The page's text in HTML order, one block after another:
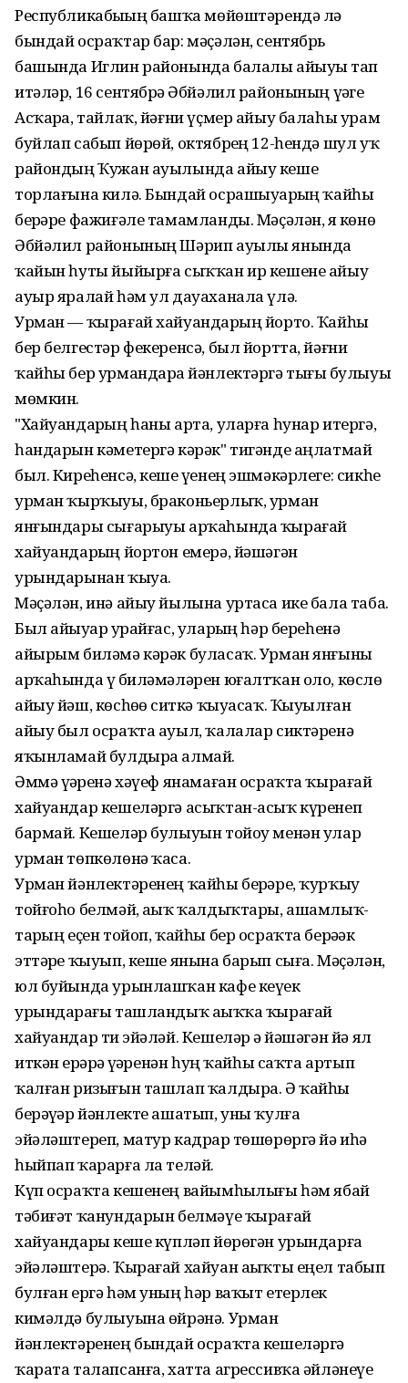
Республикабыҙҙың башҡа мөйөштәрендә лә
бындай осраҡтар бар: мәҫәлән, сентябрь
башында Иглин районында балалы айыуҙы тап
итәләр, 16 сентябрҙә Әбйәлил районының үҙәге
Асҡарҙа, тайлаҡ, йәғни үҫмер айыу балаһы урам
буйлап сабып йөрөй, октябрҙең 12-һендә шул уҡ
райондың Ҡужан ауылында айыу кеше
торлағына килә. Бындай осрашыуҙарҙың ҡайһы
берҙәре фажиғәле тамамланды. Мәҫәлән, яҙ көнө
Әбйәлил районының Шәрип ауылы янында
ҡайын һуты йыйырға сыҡҡан ир кешене айыу
ауыр яралай һәм ул дауаханала үлә.
Урман — ҡырағай хайуандарҙың йорто. Ҡайһы
бер белгестәр фекеренсә, был йортта, йәғни
ҡайһы бер урмандарҙа йәнлектәргә тығыҙ бул­ыуы
мөмкин.
"Хайуандарҙың һаны арта, уларға һунар итергә,
һандарын кәметергә кәрәк" тигәнде аңлатмай
был. Киреһенсә, кеше үҙенең эшмәкәрлеге: сикһеҙ
урман ҡырҡыуы, браконьерлыҡ, урман
янғындары сығарыуы арҡаһында ҡырағай
хайуандарҙың йортон емерә, йәшәгән
урындарынан ҡыуа.
Мәҫәлән, инә айыу йылына уртаса ике бала таба.
Был айыуҙар ҙурайғас, уларҙың һәр береһенә
айырым биләмә кәрәк буласаҡ. Урман янғыны
арҡаһында үҙ биләмәләрен юғалтҡан оло, көслө
айыу йәш, көсһөҙҙө ситкә ҡыуасаҡ. Ҡыуылған
айыу был осраҡта ауыл, ҡалалар сиктәренә
яҡынламай булдыра алмай.
Әммә үҙҙәренә хәүеф янамаған осраҡта ҡырағай
хайуандар кешеләргә асыҡтан-асыҡ күренеп
бармай. Кешеләр булыуын тойоу менән улар
урман төпкөлөнә ҡаса.
Урман йәнлектәренең ҡайһы берҙәре, ҡурҡыу
тойғоһо белмәй, аҙыҡ ҡалдыҡтары, ашамлыҡ­
тарҙың еҫен тойоп, ҡайһы бер осраҡта берәҙәк
эттәрҙе ҡыуып, кеше янына барып сыға. Мәҫәлән,
юл буйында урынлашҡан кафе кеүек
урындарҙағы ташландыҡ аҙыҡҡа ҡырағай
хайуандар тиҙ эйәләй. Кешеләр ҙә йәшәгән йә ял
иткән ерҙәрҙә үҙҙәренән һуң ҡайһы саҡта артып
ҡалған ризығын ташлап ҡалдыра. Ә ҡайһы
берәүҙәр йәнлекте ашатып, уны ҡулға
эйәләштереп, матур кадрҙар төшөрөргә йә иһә
һыйпап ҡарарға ла теләй.
Күп осраҡта кешенең вайымһыҙлығы һәм ябай
тәбиғәт ҡанундарын белмәүе ҡырағай
хайуандарҙы кеше күпләп йөрөгән урындарға
эйә­ләштерә. Ҡырағай хайуан аҙыҡты еңел табып
булған ергә һәм уның һәр ваҡыт етерлек
кимәлдә булыуына өйрәнә. Урман
йәнлектәренең бындай осраҡта кешеләргә
ҡарата талапсанға, хатта агрессивҡа әйләнеүе